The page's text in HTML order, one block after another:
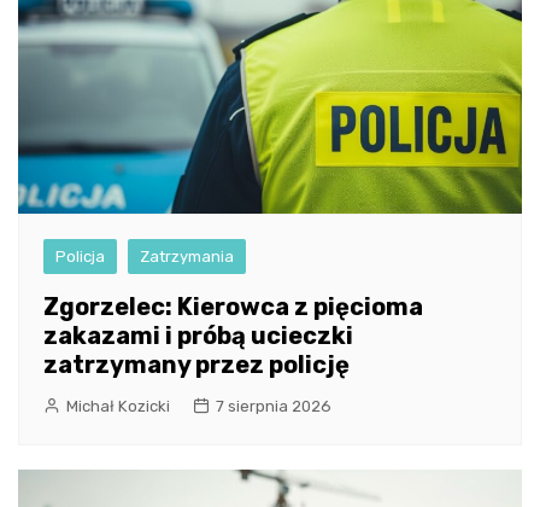
Policja Zatrzymania
Zgorzelec: Kierowca z pięcioma
zakazami i próbą ucieczki
zatrzymany przez policję
Michał Kozicki 7 sierpnia 2026